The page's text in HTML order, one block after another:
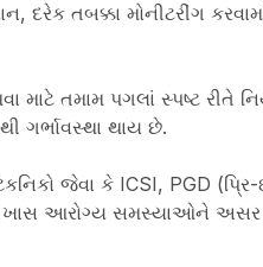
દરેક તબક્કા મોનીટરીંગ
માટે તમામ પગલાં સ્પષ્ટ
ગર્ભાવસ્થા થાય છે.
જેવા કે ICSI, PGD
આરોગ્ય સમસ્યાઓને અસર